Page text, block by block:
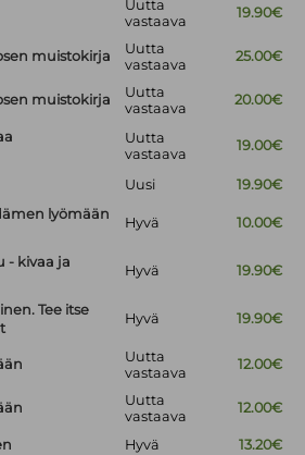
Uutta
vastaava
19.90€
muistokirja
Uutta
vastaava
25.00€
muistokirja
Uutta
vastaava
20.00€
Uutta
vastaava
19.00€
Uusi
19.90€
lyömään
Hyvä 10.00€
- kivaa ja
Hyvä 19.90€
Tee itse
Hyvä 19.90€
Uutta
vastaava
12.00€
Uutta
vastaava
12.00€
Hyvä 13.20€